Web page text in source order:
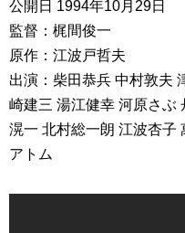
公開日 1994年10月29日
監督：梶間俊一
原作：江波戸哲夫
出演：柴田恭兵 中村敦夫
崎建三 湯江健幸 河原さぶ
滉一 北村総一朗 江波杏子
アトム